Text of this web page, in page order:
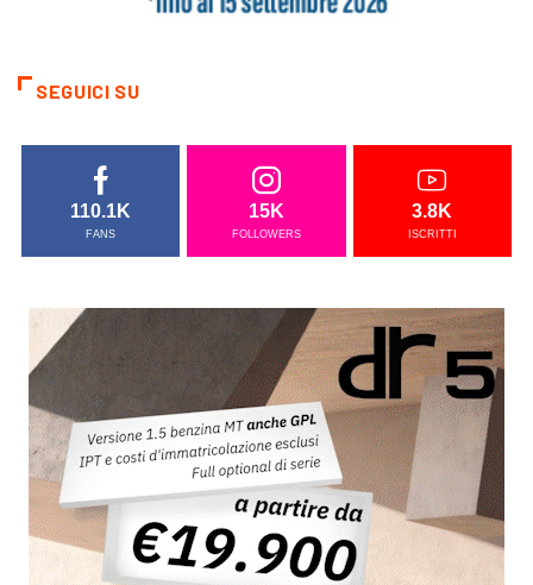
SEGUICI SU
110.1K
FANS
15K
FOLLOWERS
3.8K
ISCRITTI